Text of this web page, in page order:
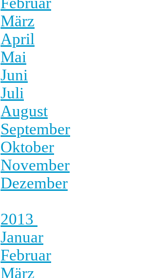
März
April
Mai
Juni
Juli
August
September
Oktober
November
Dezember
2013
Januar
Februar
März